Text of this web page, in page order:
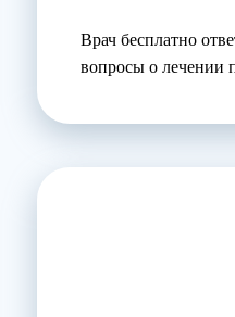
Врач бесплатно
вопросы о лечении